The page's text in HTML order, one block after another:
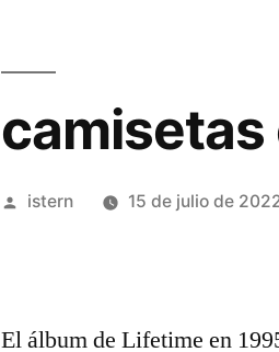
Publicado
istern 15 de julio de
El álbum de Lifetime en